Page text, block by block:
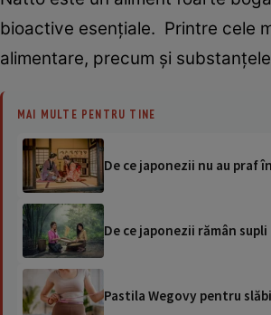
bioactive esențiale. Printre cele
alimentare, precum şi
MAI MULTE PENTRU TINE
De ce japonezii nu au praf
De ce japonezii rămân
Pastila Wegovy pentru